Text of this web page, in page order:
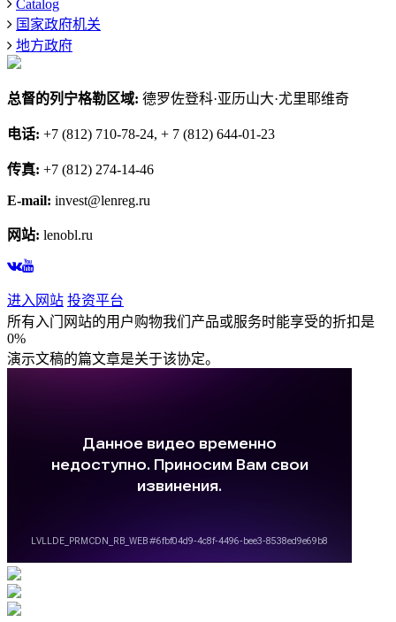
Catalog
国家政府机关
地方政府
总督的列宁格勒区域: 德罗佐登科·亚历山大·尤里耶维奇
电话: +7 (812) 710-78-24, + 7 (812) 644-01-23
传真: +7 (812) 274-14-46
E-mail: invest@lenreg.ru
网站: lenobl.ru
进入网站 投资平台
所有入门网站的用户购物我们产品或服务时能享受的折扣是
0%
演示文稿的篇文章是关于该协定。